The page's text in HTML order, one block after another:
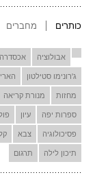
כותרים מחברים
אבולוציה אכסדרה
ג'רונימו סטילטון
מחזות מנורת קריאה
ספרות יפה עיון
פסיכולוגיה צבא
תיכון לילה תרגום